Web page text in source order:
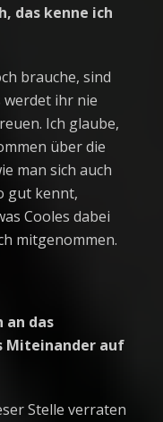
das kenne ich
brauche, sind
werdet ihr nie
Ich glaube,
über die
man sich auch
gut kennt,
Cooles dabei
mitgenommen.
an das
Miteinander auf
Stelle verraten